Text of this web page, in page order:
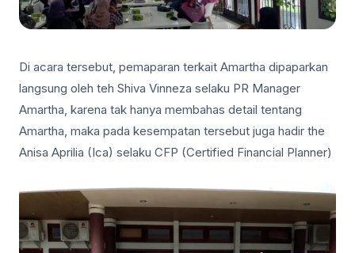
Di acara tersebut, pemaparan terkait Amartha dipaparkan
langsung oleh teh Shiva Vinneza selaku PR Manager
Amartha, karena tak hanya membahas detail tentang
Amartha, maka pada kesempatan tersebut juga hadir the
Anisa Aprilia (Ica) selaku CFP (Certified Financial Planner)